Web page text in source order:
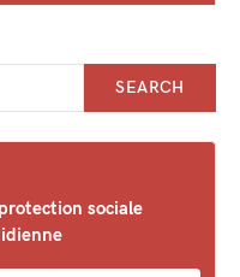
SEARCH
sociale